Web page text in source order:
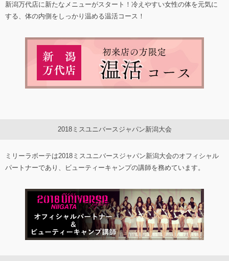
新潟万代店に新たなメニューがスタート！冷えやすい女性の体を元気に
する、体の内側をしっかり温める温活コース！
2018ミスユニバースジャパン新潟大会
ミリーラボーテは2018ミスユニバースジャパン新潟大会のオフィシャル
パートナーであり、ビューティーキャンプの講師を務めています。